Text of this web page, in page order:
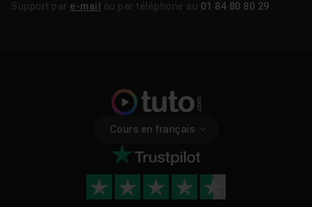
Support par e-mail ou par téléphone au 01 84 80 80 29
Cours en français